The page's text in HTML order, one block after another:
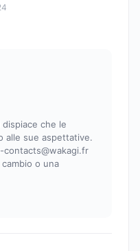
che le
alle sue aspettative.
contacts@wakagi.fr
o una